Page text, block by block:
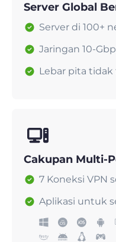
Server Global
Server di 100+
Jaringan 10-
Lebar pita
Cakupan Multi-
7 Koneksi VPN
Aplikasi untuk